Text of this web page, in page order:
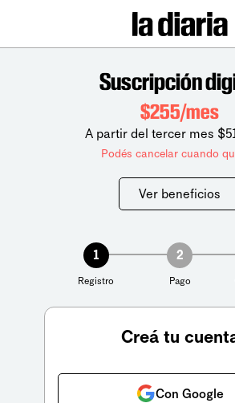
Suscripción
$255/mes
A partir del tercer mes
Podés cancelar cuando
Ver beneficios
1
Registro
2
Pago
Creá tu
Con Google